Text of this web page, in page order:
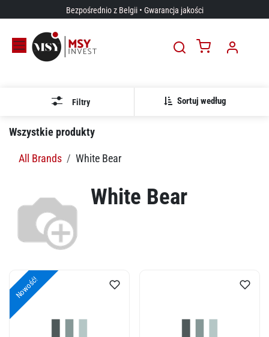
Przejdź do zawartościBezpośrednio z Belgii • Gwarancja jakości
Sortuj według
Filtry
Wszystkie produkty
All Brands White Bear
White Bear
Nowość!